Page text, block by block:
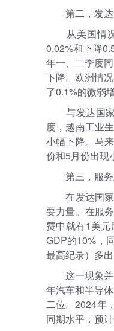
第二，发
从美国情
0.02%和下降
年一、二季度
下降。欧洲情
了0.1%的微弱增
与发达国
度，越南工业
小幅下降。马
份和5月份出现
第三，服
在发达国
要力量。在服
费中就有1美
GDP的10%，
最高纪录）多出
这一现象
年汽车和半导
二位。2024年
同期水平，预